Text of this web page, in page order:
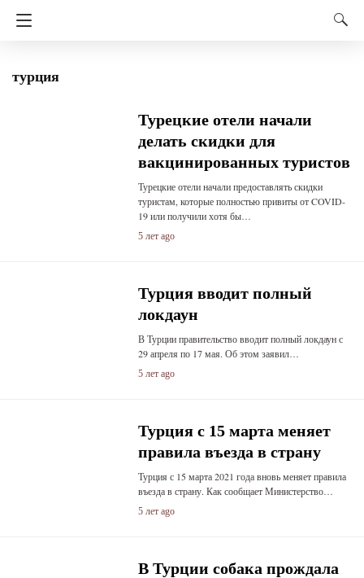
турция
Турецкие отели начали
делать скидки для
вакцинированных туристов
Турецкие отели начали предоставлять скидки
туристам, которые полностью привиты от COVID-
19 или получили хотя бы…
5 лет ago
Турция вводит полный
локдаун
В Турции правительство вводит полный локдаун с
29 апреля по 17 мая. Об этом заявил…
5 лет ago
Турция с 15 марта меняет
правила въезда в страну
Турция с 15 марта 2021 года вновь меняет правила
въезда в страну. Как сообщает Министерство…
5 лет ago
В Турции собака прождала